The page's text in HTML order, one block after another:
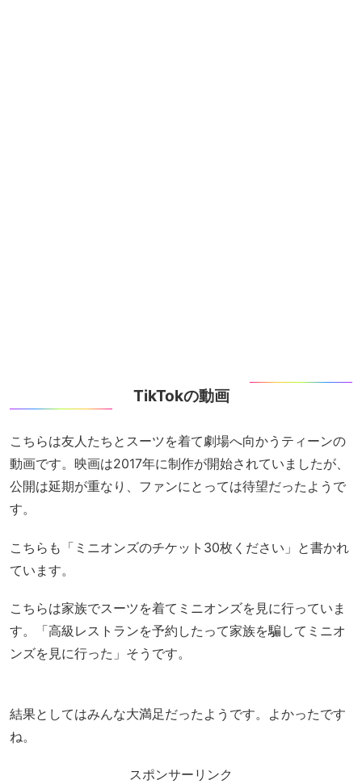
TikTokの動画
こちらは友人たちとスーツを着て劇場へ向かうティーンの
動画です。映画は2017年に制作が開始されていましたが、
公開は延期が重なり、ファンにとっては待望だったようで
す。
こちらも「ミニオンズのチケット30枚ください」と書かれ
ています。
こちらは家族でスーツを着てミニオンズを見に行っていま
す。「高級レストランを予約したって家族を騙してミニオ
ンズを見に行った」そうです。
結果としてはみんな大満足だったようです。よかったです
ね。
スポンサーリンク